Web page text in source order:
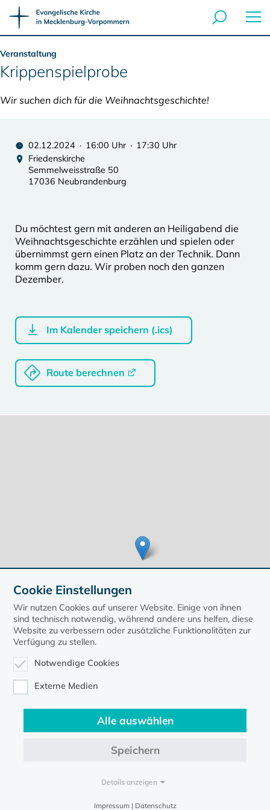
Veranstaltung
Krippenspielprobe
Wir suchen dich für die Weihnachtsgeschichte!
02.12.2024 · 16:00 Uhr · 17:30 Uhr
Friedenskirche
Semmelweisstraße 50
17036 Neubrandenburg
Du möchtest gern mit anderen an Heiligabend die
Weihnachtsgeschichte erzählen und spielen oder
übernimmst gern einen Platz an der Technik. Dann
komm gern dazu. Wir proben noch den ganzen
Dezember.
Im Kalender speichern (.ics)
Route berechnen
zurück zur Übersicht der Veranstaltungen
Datenschutz
Evangelische Kirche in Mecklenburg-Vorpommern © 2026
Cookie Einstellungen
Wir nutzen Cookies auf unserer Website. Einige von ihnen
sind technisch notwendig, während andere uns helfen, diese
Website zu verbessern oder zusätzliche Funktionalitäten zur
Verfügung zu stellen.
Notwendige Cookies
Externe Medien
Alle auswählen
Speichern
Details anzeigen
Impressum | Datenschutz